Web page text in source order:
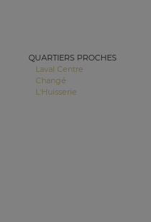
QUARTIERS PROCHES
Laval Centre
Changé
L'Huisserie